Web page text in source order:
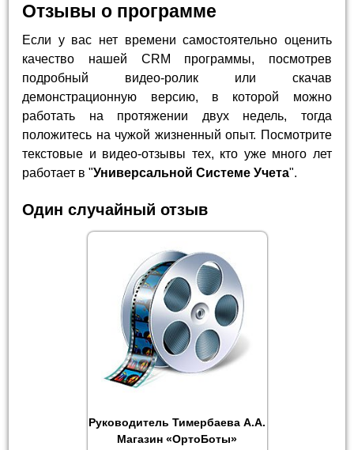
Отзывы о программе
Если у вас нет времени самостоятельно оценить
качество нашей CRM программы, посмотрев
подробный видео-ролик или скачав
демонстрационную версию, в которой можно
работать на протяжении двух недель, тогда
положитесь на чужой жизненный опыт. Посмотрите
текстовые и видео-отзывы тех, кто уже много лет
работает в "Универсальной Системе Учета".
Один случайный отзыв
Руководитель Тимербаева А.А.
Магазин «ОртоБоты»